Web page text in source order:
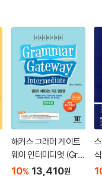
해커스 그래머 게이트
웨이 인터미디엇 (Gra
mmar Gateway Inte
10% 13,410원